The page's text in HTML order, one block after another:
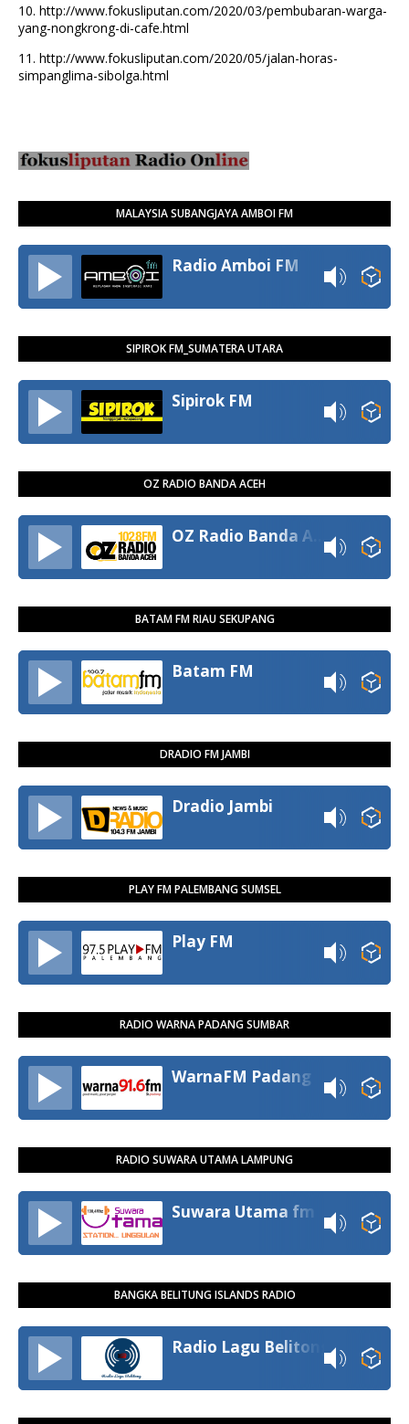
10. http://www.fokusliputan.com/2020/03/pembubaran-warga-
yang-nongkrong-di-cafe.html
11. http://www.fokusliputan.com/2020/05/jalan-horas-
simpanglima-sibolga.html
MALAYSIA SUBANGJAYA AMBOI FM
Radio Amboi FM
SIPIROK FM_SUMATERA UTARA
Sipirok FM
OZ RADIO BANDA ACEH
BATAM FM RIAU SEKUPANG
Batam FM
DRADIO FM JAMBI
Dradio Jambi
PLAY FM PALEMBANG SUMSEL
Play FM
RADIO WARNA PADANG SUMBAR
WarnaFM Padang
RADIO SUWARA UTAMA LAMPUNG
Suwara Utama fm
BANGKA BELITUNG ISLANDS RADIO
Radio Lagu Belitong